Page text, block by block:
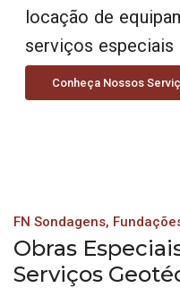
locação de
serviços especiais
Conheça Nossos
FN Sondagens,
Obras
Serviços